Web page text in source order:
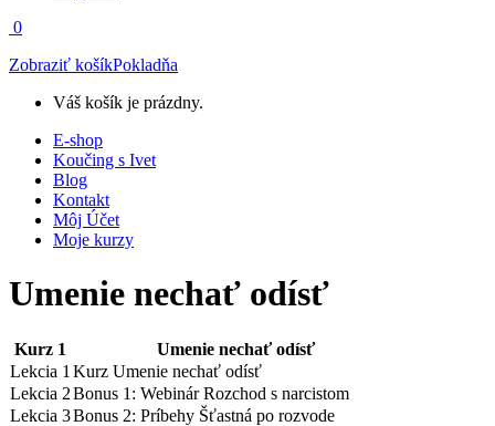
0
Zobraziť košíkPokladňa
Váš košík je prázdny.
E-shop
Koučing s Ivet
Blog
Kontakt
Môj Účet
Moje kurzy
Umenie nechať odísť
Kurz 1
Umenie nechať odísť
Lekcia 1 Kurz Umenie nechať odísť
Lekcia 2Bonus 1: Webinár Rozchod s narcistom
Lekcia 3Bonus 2: Príbehy Šťastná po rozvode